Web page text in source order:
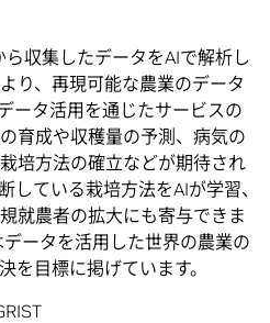
ら収集したデータをAIで解析し
り、再現可能な農業のデータ
ータ活用を通じたサービスの
育成や収穫量の予測、病気の
培方法の確立などが期待され
している栽培方法をAIが学習、
就農者の拡大にも寄与できま
データを活用した世界の農業の
を目標に掲げています。